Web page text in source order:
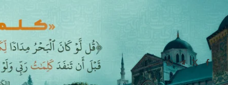
Facebook
X
(Twitter)
Telegram
WhatsApp